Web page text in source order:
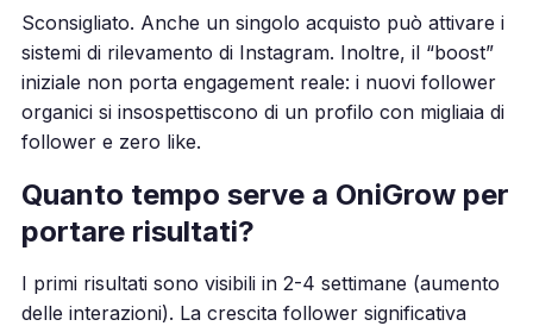
Sconsigliato. Anche un singolo acquisto può attivare i
sistemi di rilevamento di Instagram. Inoltre, il “boost”
iniziale non porta engagement reale: i nuovi follower
organici si insospettiscono di un profilo con migliaia di
follower e zero like.
Quanto tempo serve a OniGrow per
portare risultati?
I primi risultati sono visibili in 2-4 settimane (aumento
delle interazioni). La crescita follower significativa